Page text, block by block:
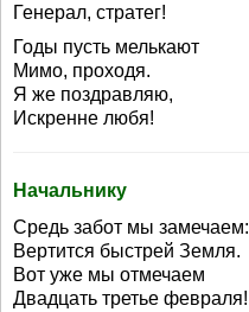
Генерал, стратег!
Годы пусть мелькают
Мимо, проходя.
Я же поздравляю,
Искренне любя!
Начальнику
Средь забот мы замечаем:
Вертится быстрей Земля.
Вот уже мы отмечаем
Двадцать третье февраля!